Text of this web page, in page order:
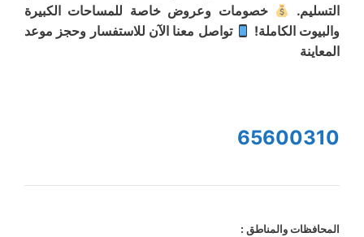
التسليم.
خصومات وعروض خاصة للمساحات الكبيرة
والبيوت الكاملة!
تواصل معنا الآن للاستفسار وحجز موعد
المعاينة
65600310
المحافظات والمناطق :